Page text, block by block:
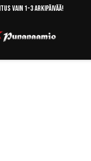
vain 1-3 arkipäivää!